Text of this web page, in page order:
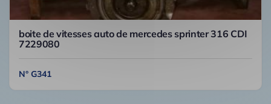
boite de vitesses auto de mercedes sprinter 316 CDI
7229080
N° G341